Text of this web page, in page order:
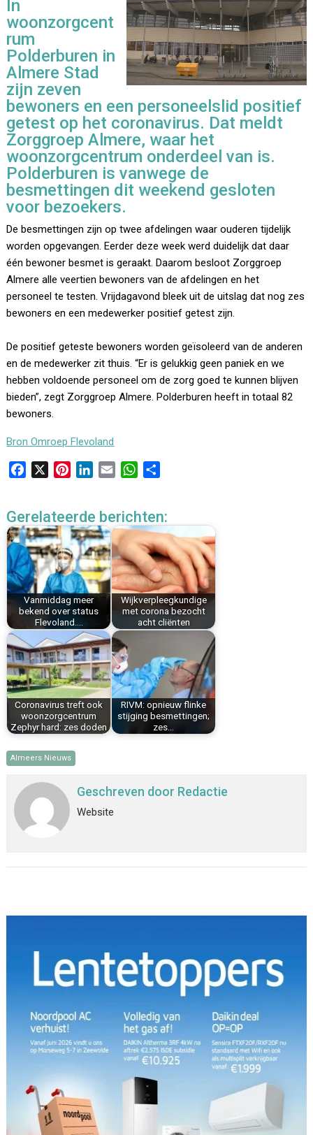
In
woonzorgcent
rum
Polderburen in
Almere Stad
zijn zeven
bewoners en een personeelslid positief
getest op het coronavirus. Dat meldt
Zorggroep Almere, waar het
woonzorgcentrum onderdeel van is.
Polderburen is vanwege de
besmettingen dit weekend gesloten
voor bezoekers.
De besmettingen zijn op twee afdelingen waar ouderen tijdelijk
worden opgevangen. Eerder deze week werd duidelijk dat daar
één bewoner besmet is geraakt. Daarom besloot Zorggroep
Almere alle veertien bewoners van de afdelingen en het
personeel te testen. Vrijdagavond bleek uit de uitslag dat nog zes
bewoners en een medewerker positief getest zijn.
De positief geteste bewoners worden geïsoleerd van de anderen
en de medewerker zit thuis. “Er is gelukkig geen paniek en we
hebben voldoende personeel om de zorg goed te kunnen blijven
bieden”, zegt Zorggroep Almere. Polderburen heeft in totaal 82
bewoners.
Bron Omroep Flevoland
e
b
o
o
k
t
e
r
e
s
t
k
e
d
I
n
i
l
W
t
A
p
p
e
n
Gerelateerde berichten:
Vanmiddag meer
bekend over status
Flevoland.…
Wijkverpleegkundige
met corona bezocht
acht cliënten
Coronavirus treft ook
woonzorgcentrum
Zephyr hard: zes doden
RIVM: opnieuw flinke
stijging besmettingen;
zes…
Almeers Nieuws
Geschreven door Redactie
Website